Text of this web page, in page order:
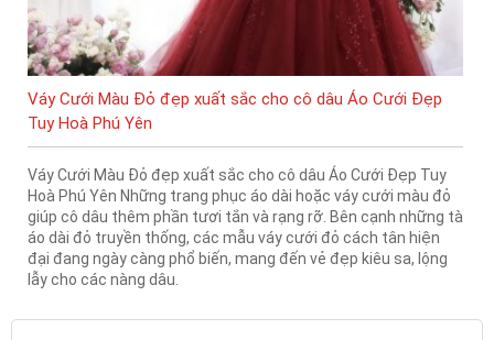
Váy Cưới Màu Đỏ đẹp xuất sắc cho cô dâu Áo Cưới Đẹp
Tuy Hoà Phú Yên
Váy Cưới Màu Đỏ đẹp xuất sắc cho cô dâu Áo Cưới Đẹp Tuy
Hoà Phú Yên Những trang phục áo dài hoặc váy cưới màu đỏ
giúp cô dâu thêm phần tươi tắn và rạng rỡ. Bên cạnh những tà
áo dài đỏ truyền thống, các mẫu váy cưới đỏ cách tân hiện
đại đang ngày càng phổ biến, mang đến vẻ đẹp kiêu sa, lộng
lẫy cho các nàng dâu.